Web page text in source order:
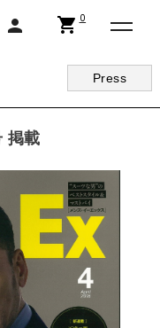
CLOVER
person shopping_cart 0
Press
掲載